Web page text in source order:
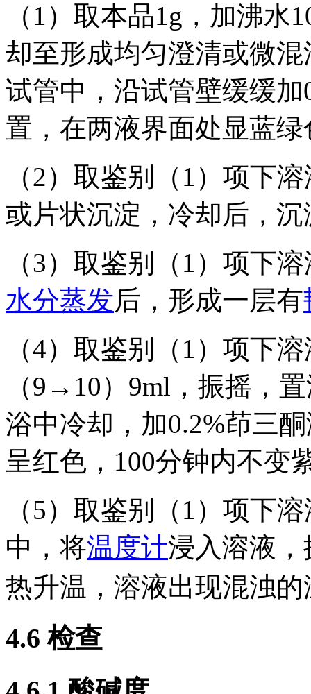
（1）取本品1g，加沸
却至形成均匀澄清或微
试管中，沿试管壁缓缓加
置，在两液界面处显蓝绿
（2）取鉴别（1）项下
或片状沉淀，冷却后，沉
（3）取鉴别（1）项下
水分蒸发后，形成一层有
（4）取鉴别（1）项下
（9→10）9ml，振摇，
浴中冷却，加0.2%茚三
呈红色，100分钟内不变
（5）取鉴别（1）项下
中，将温度计浸入溶液
热升温，溶液出现混浊
4.6 检查